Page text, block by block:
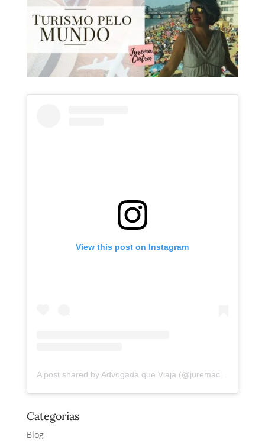
View this post on Instagram
A post shared by Advogada que Viaja (@juremacintra)
Categorias
Blog